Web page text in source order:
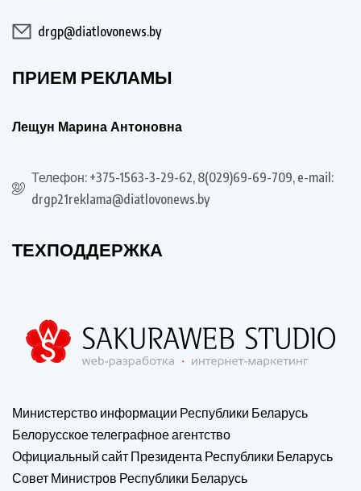
drgp@diatlovonews.by
ПРИЕМ РЕКЛАМЫ
Лещун Марина Антоновна
Телефон: +375-1563-3-29-62, 8(029)69-69-709, e-mail:
drgp21reklama@diatlovonews.by
ТЕХПОДДЕРЖКА
Министерство информации Республики Беларусь
Белорусское телеграфное агентство
Официальный сайт Президента Республики Беларусь
Совет Министров Республики Беларусь